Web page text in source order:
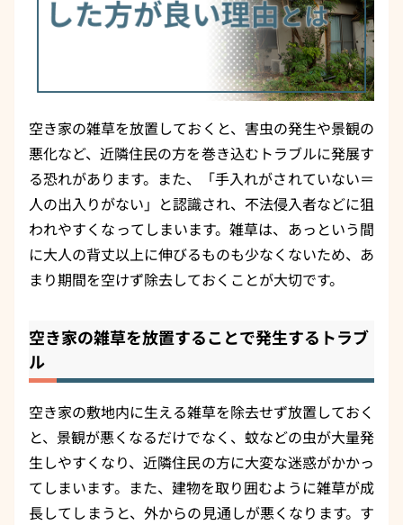
空き家の雑草を放置しておくと、害虫の発生や景観の
悪化など、近隣住民の方を巻き込むトラブルに発展す
る恐れがあります。また、「手入れがされていない＝
人の出入りがない」と認識され、不法侵入者などに狙
われやすくなってしまいます。雑草は、あっという間
に大人の背丈以上に伸びるものも少なくないため、あ
まり期間を空けず除去しておくことが大切です。
空き家の雑草を放置することで発生するトラブ
ル
空き家の敷地内に生える雑草を除去せず放置しておく
と、景観が悪くなるだけでなく、蚊などの虫が大量発
生しやすくなり、近隣住民の方に大変な迷惑がかかっ
てしまいます。また、建物を取り囲むように雑草が成
長してしまうと、外からの見通しが悪くなります。す